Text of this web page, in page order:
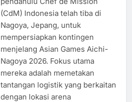
(CdM) Indonesia telah tiba di
Nagoya, Jepang, untuk
mempersiapkan kontingen
menjelang Asian Games Aichi-
Nagoya 2026. Fokus utama
mereka adalah memetakan
tantangan logistik yang berkaitan
dengan lokasi arena